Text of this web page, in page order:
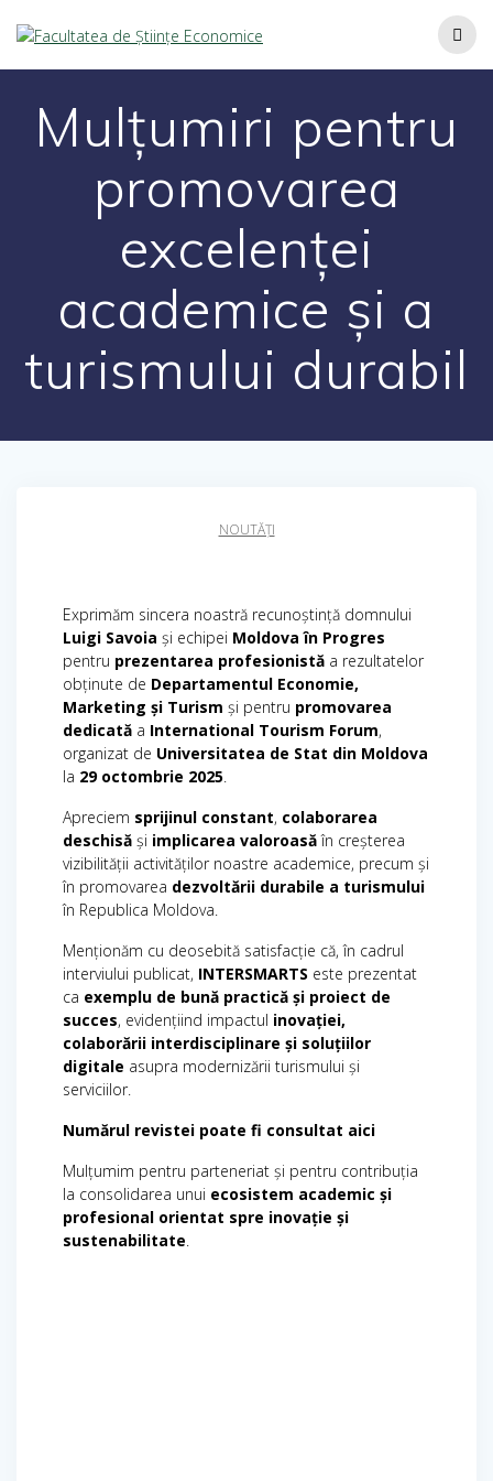
Mulțumiri pentru
promovarea
excelenței
academice și a
turismului durabil
NOUTĂȚI
Exprimăm sincera noastră recunoștință domnului
Luigi Savoia și echipei Moldova în Progres
pentru prezentarea profesionistă a rezultatelor
obținute de Departamentul Economie,
Marketing și Turism și pentru promovarea
dedicată a International Tourism Forum,
organizat de Universitatea de Stat din Moldova
la 29 octombrie 2025.
Apreciem sprijinul constant, colaborarea
deschisă și implicarea valoroasăîn creșterea
vizibilității activităților noastre academice, precum și
în promovarea dezvoltării durabile a turismului
în Republica Moldova.
Menționăm cu deosebită satisfacție că, în cadrul
interviului publicat, INTERSMARTS este prezentat
ca exemplu de bună practică și proiect de
succes, evidențiind impactul inovației,
colaborării interdisciplinare și soluțiilor
digitale asupra modernizării turismului și
serviciilor.
Numărul revistei poate fi consultat aici
Mulțumim pentru parteneriat și pentru contribuția
la consolidarea unui ecosistem academic și
profesional orientat spre inovație și
sustenabilitate.